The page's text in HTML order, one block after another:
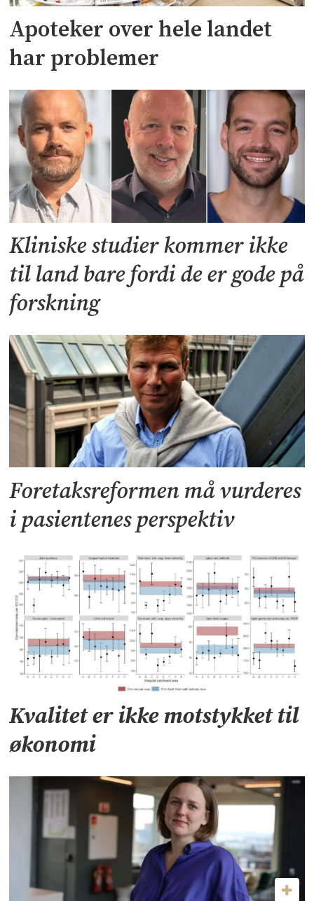
Apoteker over hele landet
har problemer
Kliniske studier kommer ikke
til land bare fordi de er gode på
forskning
Foretaksreformen må vurderes
i pasientenes perspektiv
Kvalitet er ikke motstykket til
økonomi